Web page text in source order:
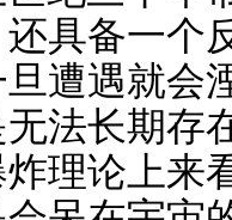
具备一个
遭遇就会
法长期存
理论上来